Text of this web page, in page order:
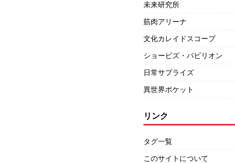
未来研究所
筋肉アリーナ
文化カレイドスコープ
ショービズ・パビリオン
日常サプライズ
異世界ポケット
リンク
タグ一覧
このサイトについて